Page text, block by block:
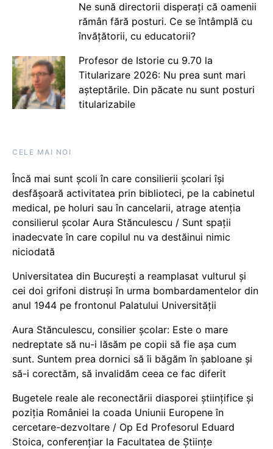
Ne sună directorii disperați că oamenii
rămân fără posturi. Ce se întâmplă cu
învățătorii, cu educatorii?
Profesor de Istorie cu 9.70 la
Titularizare 2026: Nu prea sunt mari
așteptările. Din păcate nu sunt posturi
titularizabile
CELE MAI NOI
Încă mai sunt școli în care consilierii școlari își
desfășoară activitatea prin biblioteci, pe la cabinetul
medical, pe holuri sau în cancelarii, atrage atenția
consilierul școlar Aura Stănculescu / Sunt spații
inadecvate în care copilul nu va destăinui nimic
niciodată
Universitatea din București a reamplasat vulturul și
cei doi grifoni distruși în urma bombardamentelor din
anul 1944 pe frontonul Palatului Universității
Aura Stănculescu, consilier școlar: Este o mare
nedreptate să nu-i lăsăm pe copii să fie așa cum
sunt. Suntem prea dornici să îi băgăm în șabloane și
să-i corectăm, să invalidăm ceea ce fac diferit
Bugetele reale ale reconectării diasporei științifice și
poziția României la coada Uniunii Europene în
cercetare-dezvoltare / Op Ed Profesorul Eduard
Stoica, conferențiar la Facultatea de Științe